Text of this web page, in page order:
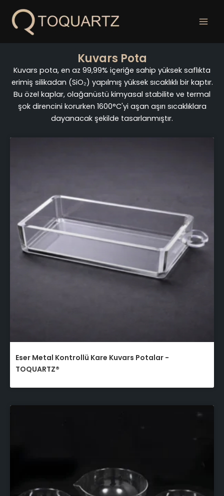
geç
Kuvars Pota
Kuvars pota, en az 99,99% içeriğe sahip yüksek saflıkta
erimiş silikadan (SiO₂) yapılmış yüksek sıcaklıklı bir kaptır.
Bu özel kaplar, olağanüstü kimyasal stabilite ve termal
şok direncini korurken 1600°C'yi aşan aşırı sıcaklıklara
dayanacak şekilde tasarlanmıştır.
Eser Metal Kontrollü Kare Kuvars Potalar -
TOQUARTZ®